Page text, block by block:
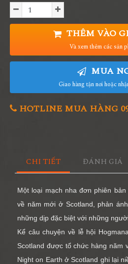
THÊM VÀO
Và xem thêm các sản
MUA
Giao hàng tận nơi hoặc
HOTLINE MUA HÀNG
CHI TIẾT ĐÁNH GIÁ
Một loại mạch nha đơn phiên
về năm mới ở Scotland, phản
những dịp đặc biệt với những
Kể câu chuyện về lễ hội
Scotland được tổ chức hàng năm
Night on Earth ở Scotland ghi lại